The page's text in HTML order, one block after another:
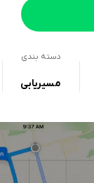
دسته بندی
مسیریابی